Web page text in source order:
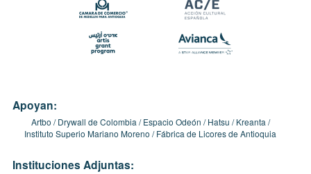
Apoyan:
Artbo Drywall de Colombia Espacio Odeón Hatsu
Kreanta
Instituto Superio Mariano Moreno
Fábrica de Licores de Antioquia
Instituciones Adjuntas: